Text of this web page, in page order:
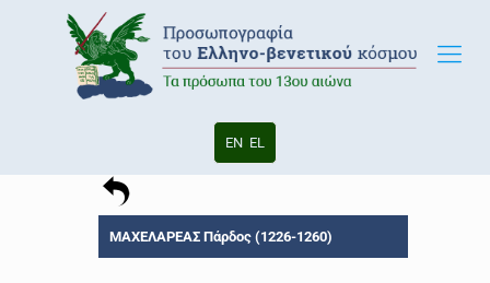
EN EL
ΜΑΧΕΛΑΡΕΑΣ Πάρδος (1226-1260)